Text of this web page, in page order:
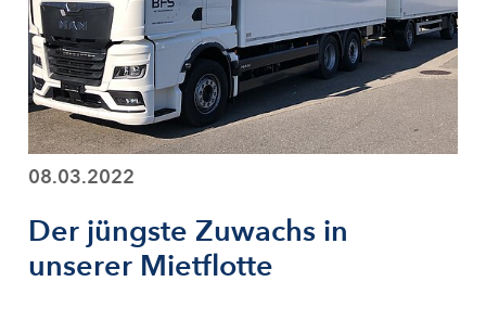
08.03.2022
Der jüngste Zuwachs in
unserer Mietflotte